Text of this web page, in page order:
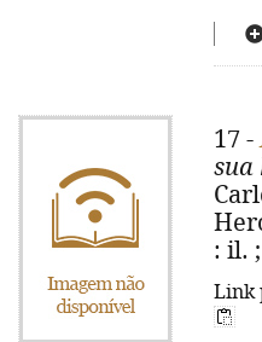
17 -
sua
: il.
Link